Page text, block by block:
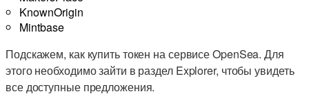
KnownOrigin
Mintbase
Подскажем, как купить токен на сервисе OpenSea. Для
этого необходимо зайти в раздел Explorer, чтобы увидеть
все доступные предложения.